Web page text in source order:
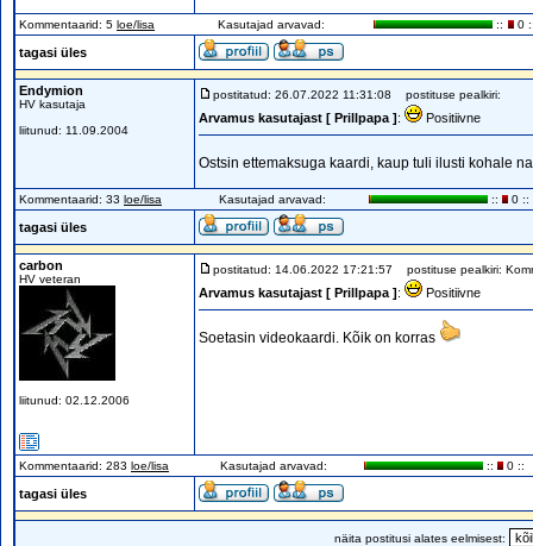
Kommentaarid: 5 loe/lisa Kasutajad arvavad: :: 0
tagasi üles
Endymion
HV kasutaja
liitunud: 11.09.2004
postitatud: 26.07.2022 11:31:08 postituse pealkiri:
Arvamus kasutajast [ Prillpapa ]: Positiivne
Ostsin ettemaksuga kaardi, kaup tuli ilusti kohale
Kommentaarid: 33 loe/lisa Kasutajad arvavad: :: 0 ::
tagasi üles
carbon
HV veteran
liitunud: 02.12.2006
postitatud: 14.06.2022 17:21:57 postituse pealkiri:
Arvamus kasutajast [ Prillpapa ]: Positiivne
Soetasin videokaardi. Kõik on korras
Kommentaarid: 283 loe/lisa Kasutajad arvavad: :: 0 ::
tagasi üles
näita postitusi alates eelmisest: